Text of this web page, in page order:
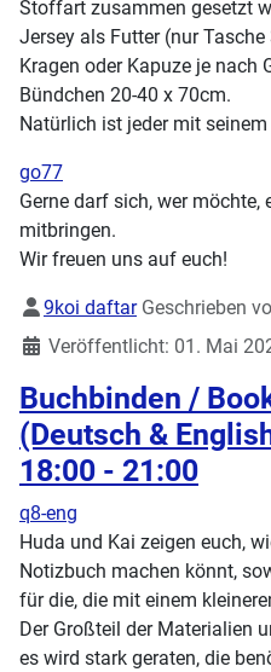
Stoffart zusammen gesetzt
Jersey als Futter (nur
Kragen oder Kapuze je nach
Bündchen 20-40 x 70cm.
Natürlich ist jeder mit
go77
Gerne darf sich, wer möchte,
mitbringen.
Wir freuen uns auf euch!
Details
9koi daftarGeschrieben
Veröffentlicht: 01. Mai
Buchbinden /
(Deutsch &
18:00 - 21:00
q8-eng
Huda und Kai zeigen euch,
Notizbuch machen könnt,
für die, die mit einem
Der Großteil der Materialien
es wird stark geraten, die